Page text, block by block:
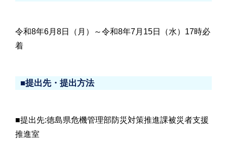
令和8年6月8日（月）～令和8年7月15日（水）17時必
着
■提出先・提出方法
■提出先:徳島県危機管理部防災対策推進課被災者支援
推進室